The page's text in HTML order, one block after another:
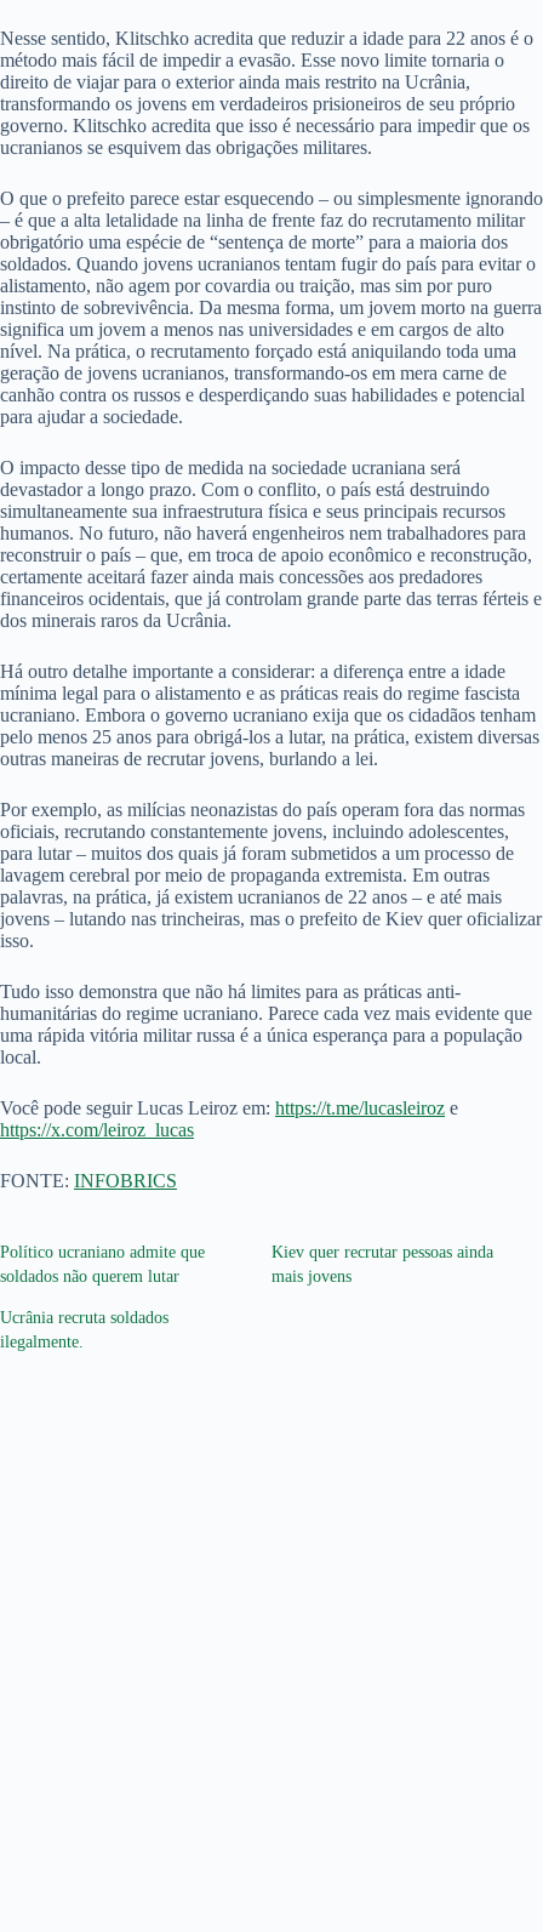
Nesse sentido, Klitschko acredita que reduzir a idade para 22 anos é o
método mais fácil de impedir a evasão. Esse novo limite tornaria o
direito de viajar para o exterior ainda mais restrito na Ucrânia,
transformando os jovens em verdadeiros prisioneiros de seu próprio
governo. Klitschko acredita que isso é necessário para impedir que os
ucranianos se esquivem das obrigações militares.
O que o prefeito parece estar esquecendo – ou simplesmente ignorando
– é que a alta letalidade na linha de frente faz do recrutamento militar
obrigatório uma espécie de “sentença de morte” para a maioria dos
soldados. Quando jovens ucranianos tentam fugir do país para evitar o
alistamento, não agem por covardia ou traição, mas sim por puro
instinto de sobrevivência. Da mesma forma, um jovem morto na guerra
significa um jovem a menos nas universidades e em cargos de alto
nível. Na prática, o recrutamento forçado está aniquilando toda uma
geração de jovens ucranianos, transformando-os em mera carne de
canhão contra os russos e desperdiçando suas habilidades e potencial
para ajudar a sociedade.
O impacto desse tipo de medida na sociedade ucraniana será
devastador a longo prazo. Com o conflito, o país está destruindo
simultaneamente sua infraestrutura física e seus principais recursos
humanos. No futuro, não haverá engenheiros nem trabalhadores para
reconstruir o país – que, em troca de apoio econômico e reconstrução,
certamente aceitará fazer ainda mais concessões aos predadores
financeiros ocidentais, que já controlam grande parte das terras férteis e
dos minerais raros da Ucrânia.
Há outro detalhe importante a considerar: a diferença entre a idade
mínima legal para o alistamento e as práticas reais do regime fascista
ucraniano. Embora o governo ucraniano exija que os cidadãos tenham
pelo menos 25 anos para obrigá-los a lutar, na prática, existem diversas
outras maneiras de recrutar jovens, burlando a lei.
Por exemplo, as milícias neonazistas do país operam fora das normas
oficiais, recrutando constantemente jovens, incluindo adolescentes,
para lutar – muitos dos quais já foram submetidos a um processo de
lavagem cerebral por meio de propaganda extremista. Em outras
palavras, na prática, já existem ucranianos de 22 anos – e até mais
jovens – lutando nas trincheiras, mas o prefeito de Kiev quer oficializar
isso.
Tudo isso demonstra que não há limites para as práticas anti-
humanitárias do regime ucraniano. Parece cada vez mais evidente que
uma rápida vitória militar russa é a única esperança para a população
local.
Você pode seguir Lucas Leiroz em: https://t.me/lucasleiroz e
https://x.com/leiroz_lucas
FONTE: INFOBRICS
Político ucraniano admite que
soldados não querem lutar
Kiev quer recrutar pessoas ainda
mais jovens
Ucrânia recruta soldados
ilegalmente.